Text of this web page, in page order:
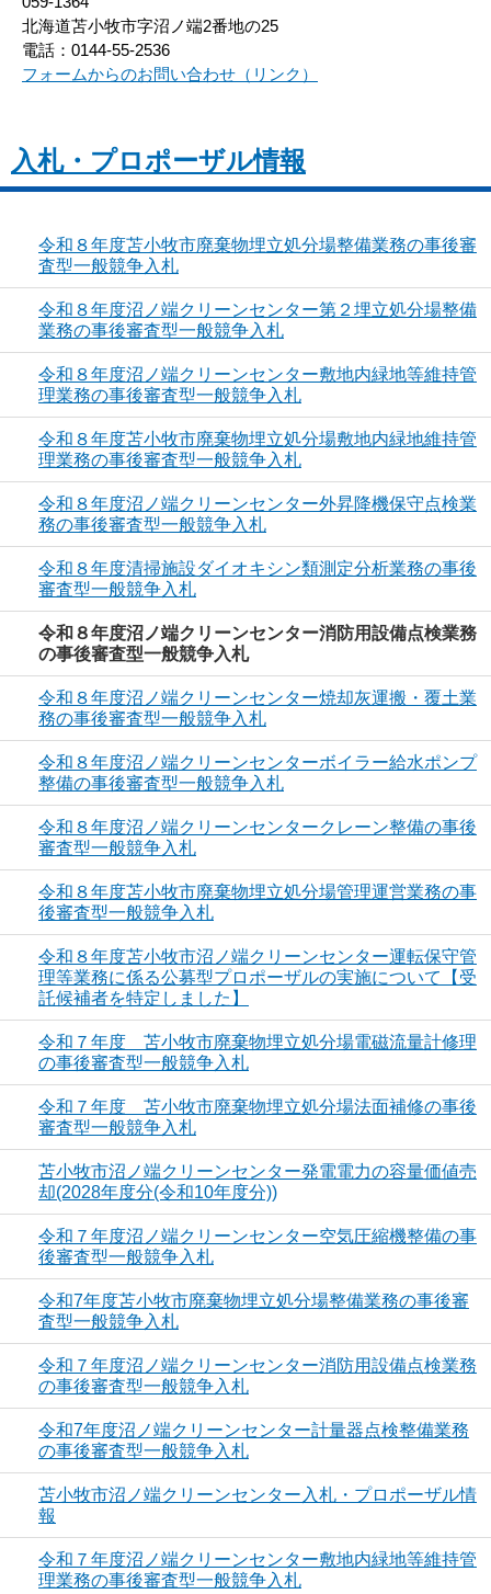
北海道苫小牧市字沼ノ端2番地の25
電話：0144-55-2536
フォームからのお問い合わせ（リンク）
入札・プロポーザル情報
令和８年度苫小牧市廃棄物埋立処分場整備業務の事後審
査型一般競争入札
令和８年度沼ノ端クリーンセンター第２埋立処分場整備
業務の事後審査型一般競争入札
令和８年度沼ノ端クリーンセンター敷地内緑地等維持管
理業務の事後審査型一般競争入札
令和８年度苫小牧市廃棄物埋立処分場敷地内緑地維持管
理業務の事後審査型一般競争入札
令和８年度沼ノ端クリーンセンター外昇降機保守点検業
務の事後審査型一般競争入札
令和８年度清掃施設ダイオキシン類測定分析業務の事後
審査型一般競争入札
令和８年度沼ノ端クリーンセンター消防用設備点検業務
の事後審査型一般競争入札
令和８年度沼ノ端クリーンセンター焼却灰運搬・覆土業
務の事後審査型一般競争入札
令和８年度沼ノ端クリーンセンターボイラー給水ポンプ
整備の事後審査型一般競争入札
令和８年度沼ノ端クリーンセンタークレーン整備の事後
審査型一般競争入札
令和８年度苫小牧市廃棄物埋立処分場管理運営業務の事
後審査型一般競争入札
令和８年度苫小牧市沼ノ端クリーンセンター運転保守管
理等業務に係る公募型プロポーザルの実施について【受
託候補者を特定しました】
令和７年度 苫小牧市廃棄物埋立処分場電磁流量計修理
の事後審査型一般競争入札
令和７年度 苫小牧市廃棄物埋立処分場法面補修の事後
審査型一般競争入札
苫小牧市沼ノ端クリーンセンター発電電力の容量価値売
却(2028年度分(令和10年度分))
令和７年度沼ノ端クリーンセンター空気圧縮機整備の事
後審査型一般競争入札
令和7年度苫小牧市廃棄物埋立処分場整備業務の事後審
査型一般競争入札
令和７年度沼ノ端クリーンセンター消防用設備点検業務
の事後審査型一般競争入札
令和7年度沼ノ端クリーンセンター計量器点検整備業務
の事後審査型一般競争入札
苫小牧市沼ノ端クリーンセンター入札・プロポーザル情
報
令和７年度沼ノ端クリーンセンター敷地内緑地等維持管
理業務の事後審査型一般競争入札